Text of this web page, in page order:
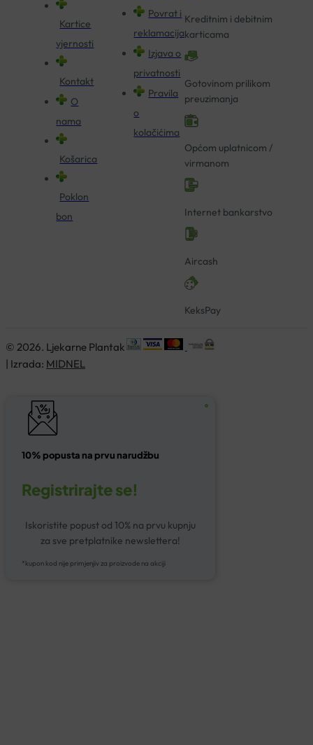
Kartice
vjernosti
Kontakt
O
nama
Košarica
Poklon
bon
Povrat i
reklamacija
Izjava o
privatnosti
Pravila
o
kolačićima
Kreditnim i debitnim
karticama
Gotovinom prilikom
preuzimanja
Općom uplatnicom /
virmanom
Internet bankarstvo
Aircash
KeksPay
© 2026. Ljekarne Plantak
| Izrada: MIDNEL
10% popusta na prvu narudžbu
Registrirajte se!
Iskoristite popust od 10% na prvu kupnju
za sve pretplatnike newslettera!
*kupon kod nije primjenjiv za proizvode na akciji